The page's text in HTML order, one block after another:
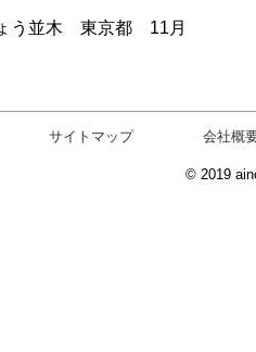
う並木 東京都 11月
サイトマップ 会社概
© 2019